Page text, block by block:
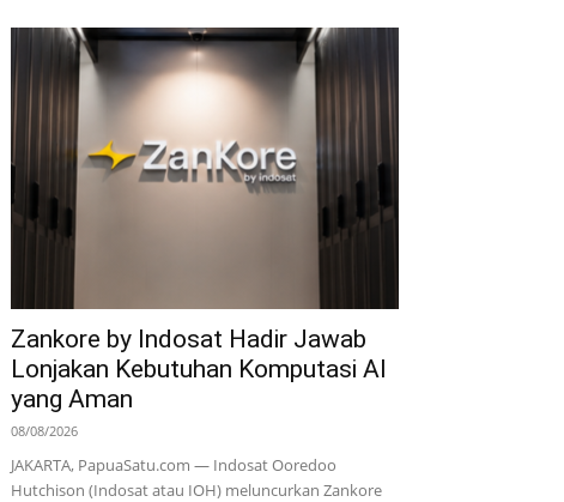
Zankore by Indosat Hadir Jawab
Lonjakan Kebutuhan Komputasi AI
yang Aman
08/08/2026
JAKARTA, PapuaSatu.com — Indosat Ooredoo
Hutchison (Indosat atau IOH) meluncurkan Zankore